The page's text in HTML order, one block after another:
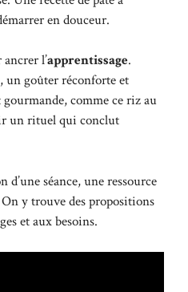
en douceur.
l’apprentissage.
un goûter réconforte et
comme ceriz au
un rituel qui conclut
séance, une ressource
y trouve des propositions
et aux besoins.